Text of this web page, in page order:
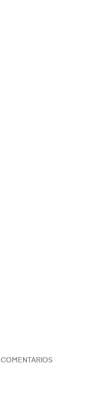
COMENTARIOS